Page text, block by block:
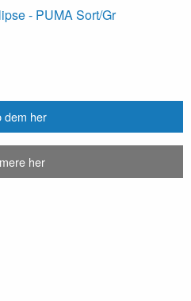
- PUMA Sort/Gr
dem her
her